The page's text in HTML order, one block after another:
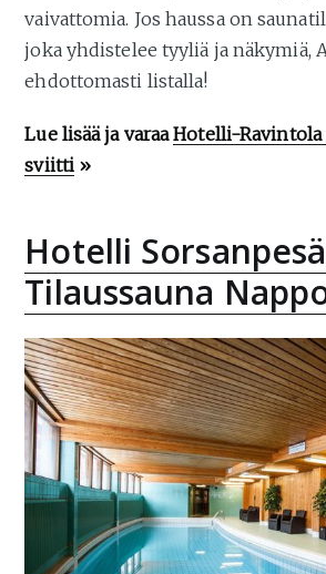
vaivattomia. Jos haussa on
joka yhdistelee tyyliä ja näkymiä,
ehdottomasti listalla!
Lue lisää ja varaaHotelli-Ravintola
sviitti »
Hotelli
Tilaussauna